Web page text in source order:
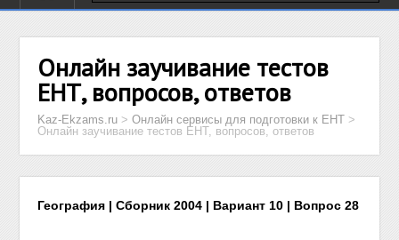
Онлайн заучивание тестов
ЕНТ, вопросов, ответов
Kaz-Ekzams.ru >Онлайн сервисы для подготовки к ЕНТ >
Онлайн заучивание тестов ЕНТ, вопросов, ответов
География | Сборник 2004 | Вариант 10 | Вопрос 28